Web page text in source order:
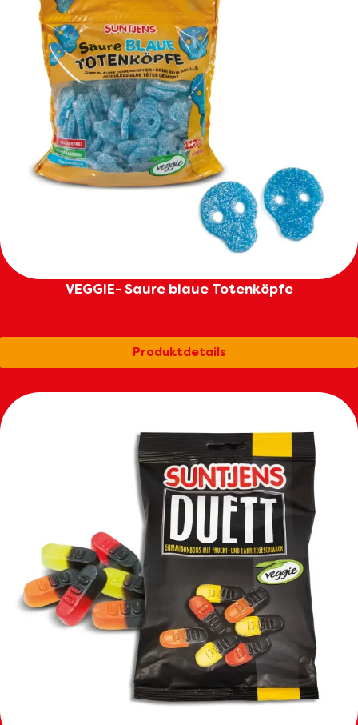
VEGGIE- Saure blaue Totenköpfe
Produktdetails